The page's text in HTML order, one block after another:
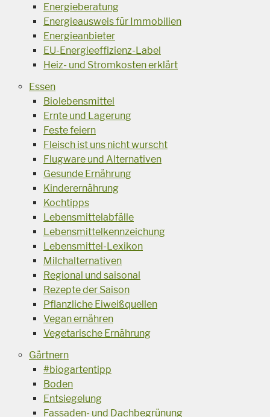
Energieberatung
Energieausweis für Immobilien
Energieanbieter
EU-Energieeffizienz-Label
Heiz- und Stromkosten erklärt
Essen
Biolebensmittel
Ernte und Lagerung
Feste feiern
Fleisch ist uns nicht wurscht
Flugware und Alternativen
Gesunde Ernährung
Kinderernährung
Kochtipps
Lebensmittelabfälle
Lebensmittelkennzeichung
Lebensmittel-Lexikon
Milchalternativen
Regional und saisonal
Rezepte der Saison
Pflanzliche Eiweißquellen
Vegan ernähren
Vegetarische Ernährung
Gärtnern
#biogartentipp
Boden
Entsiegelung
Fassaden- und Dachbegrünung